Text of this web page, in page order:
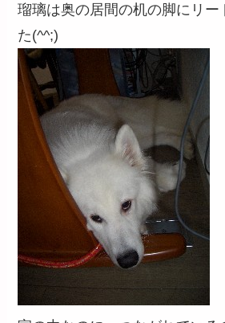
瑠璃は奥の居間の机の脚にリー
た(^^;)